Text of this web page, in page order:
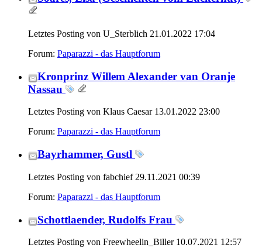
Letztes Posting von U_Sterblich 21.01.2022 17:04
Forum: Paparazzi - das Hauptforum
Kronprinz Willem Alexander van Oranje
Nassau
Letztes Posting von Klaus Caesar 13.01.2022 23:00
Forum: Paparazzi - das Hauptforum
Bayrhammer, Gustl
Letztes Posting von fabchief 29.11.2021 00:39
Forum: Paparazzi - das Hauptforum
Schottlaender, Rudolfs Frau
Letztes Posting von Freewheelin_Biller 10.07.2021 12:57